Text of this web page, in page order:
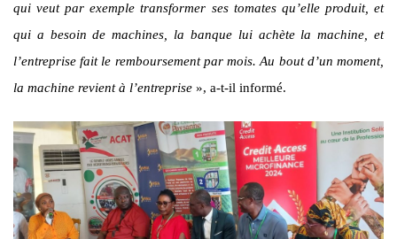
qui veut par exemple transformer ses tomates qu’elle produit, et
qui a besoin de machines, la banque lui achète la machine, et
l’entreprise fait le remboursement par mois. Au bout d’un moment,
la machine revient à l’entreprise », a-t-il informé.